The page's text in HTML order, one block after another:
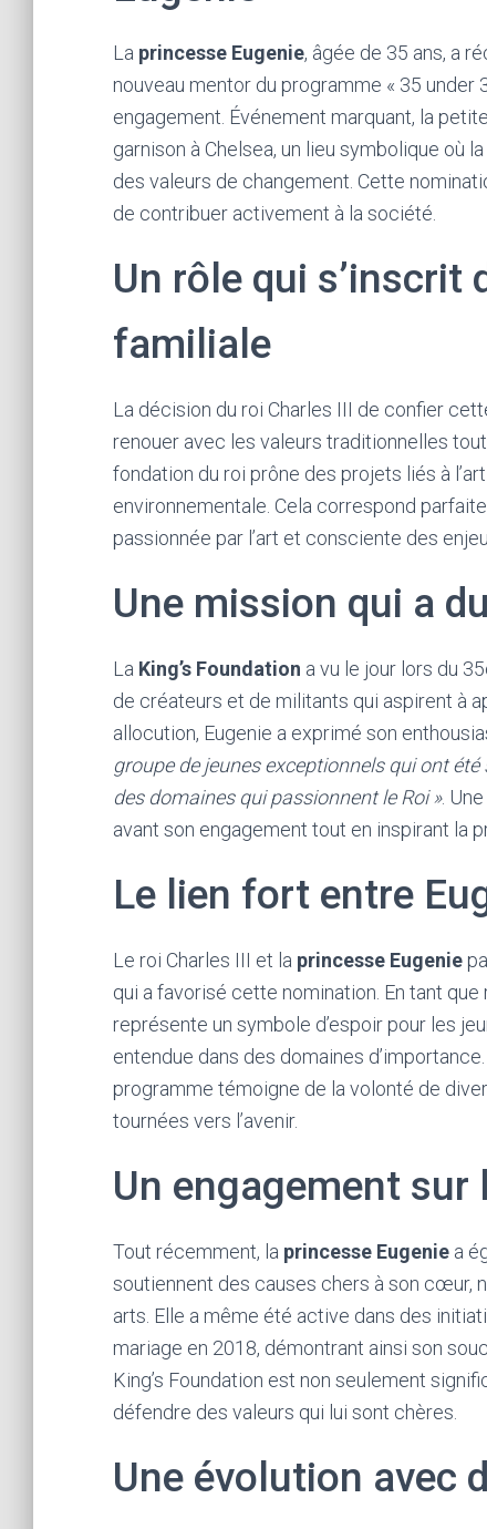
La princesse Eugenie, âgée de 35 ans, a
nouveau mentor du programme « 35 under
engagement. Événement marquant, la
garnison à Chelsea, un lieu symbolique où
des valeurs de changement. Cette
de contribuer activement à la société.
Un rôle qui s’inscrit
familiale
La décision du roi Charles III de confier
renouer avec les valeurs traditionnelles
fondation du roi prône des projets liés à
environnementale. Cela correspond
passionnée par l’art et consciente des
Une mission qui a
La King’s Foundation a vu le jour lors du
de créateurs et de militants qui aspirent à
allocution, Eugenie a exprimé son
groupe de jeunes exceptionnels qui ont
des domaines qui passionnent le Roi ».
avant son engagement tout en inspirant la
Le lien fort entre
Le roi Charles III et la princesse Eugenie
qui a favorisé cette nomination. En tant
représente un symbole d’espoir pour les
entendue dans des domaines
programme témoigne de la volonté de
tournées vers l’avenir.
Un engagement sur
Tout récemment, la princesse Eugenie a
soutiennent des causes chers à son cœur,
arts. Elle a même été active dans des
mariage en 2018, démontrant ainsi son
King’s Foundation est non seulement
défendre des valeurs qui lui sont chères.
Une évolution avec